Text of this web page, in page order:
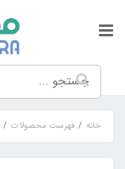
خانه فهرست محصولات